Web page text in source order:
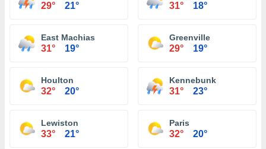
29° 21° 31° 18°
East Machias
31° 19°
Greenville
29° 19°
Houlton
32° 20°
Kennebunk
31° 23°
Lewiston
33° 21°
Paris
32° 20°